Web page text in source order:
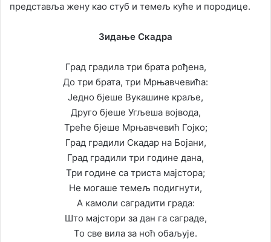
представља жену као стуб и темељ куће и породице.
Зидање Скадра
Град градила три брата рођена,
До три брата, три Мрњавчевића:
Једно бјеше Вукашине краље,
Друго бјеше Угљеша војвода,
Треће бјеше Мрњавчевић Гојко;
Град градили Скадар на Бојани,
Град градили три године дана,
Три године са триста мајстора;
Не могаше темељ подигнути,
А камоли саградити града:
Што мајстори за дан га саграде,
То све вила за ноћ обаљује.